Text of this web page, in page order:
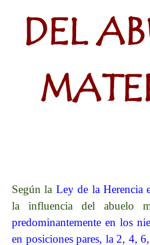
DEL
Según la Ley de la Herencia
la influencia del abuelo
predominantemente en los
en posiciones pares, la 2, 4,